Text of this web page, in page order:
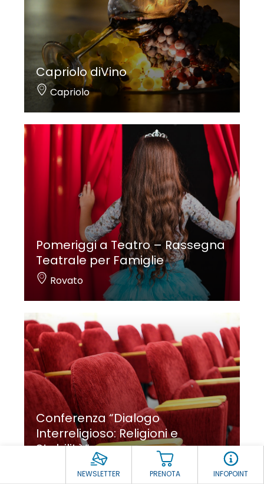
NEWSLETTER PRENOTA INFOPOINT
Capriolo diVino
Capriolo
Pomeriggi a Teatro – Rassegna
Teatrale per Famiglie
Rovato
Conferenza “Dialogo
Interreligioso: Religioni e
Stabilità”
Gussago